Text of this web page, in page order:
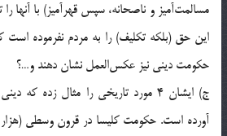
مسالمت‌آمیز و ناصحانه، سپس‌ قهرآمیز) با آنها
این‌ حق‌ (بلکه‌ تکلیف) را به‌ مردم‌ نفرموده‌ است‌
حکومت‌ دینی‌ نیز عکس‌العمل‌ نشان‌ دهند و…؟
ج) ایشان‌ 4 مورد تاریخی‌ را مثال‌ زده‌
آورده‌ است. حکومت‌ کلیسا در قرون‌ وسطی‌